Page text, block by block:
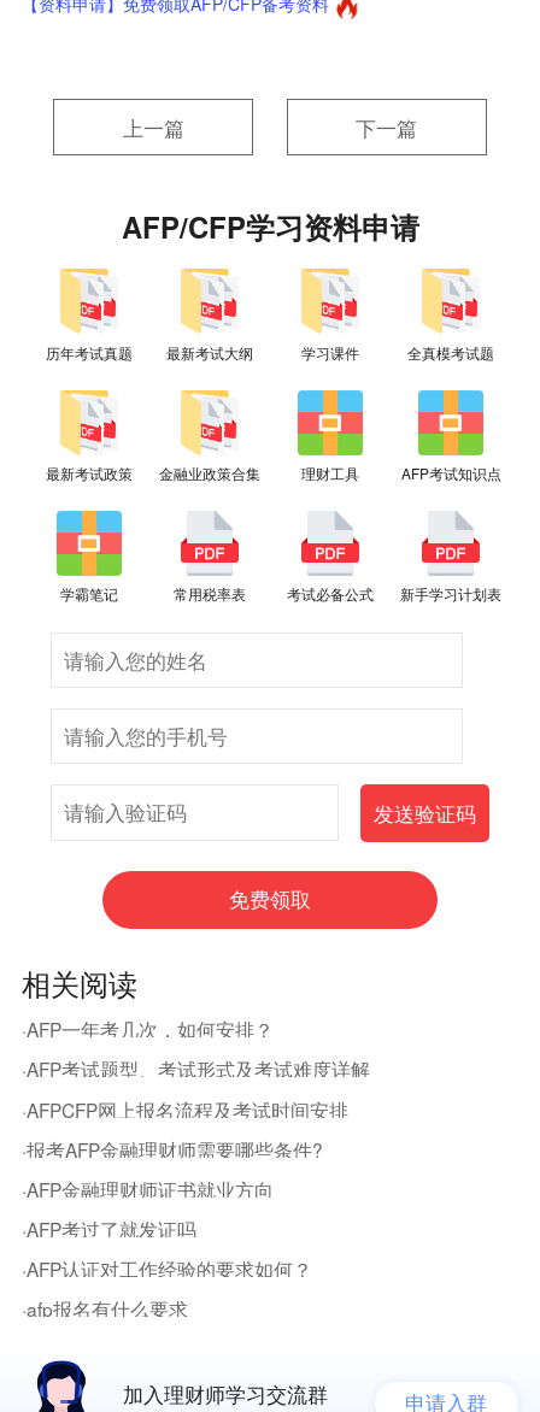
上一篇 下一篇
AFP/CFP学习资料申请
历年考试真题 最新考试大纲 学习课件 全真模考试题
最新考试政策 金融业政策合集 理财工具 AFP考试知识点
学霸笔记 常用税率表 考试必备公式 新手学习计划表
相关阅读
·AFP一年考几次，如何安排？
·AFP考试题型、考试形式及考试难度详解
·AFPCFP网上报名流程及考试时间安排
·报考AFP金融理财师需要哪些条件?
·AFP金融理财师证书就业方向
·AFP考过了就发证吗
·AFP认证对工作经验的要求如何？
·afp报名有什么要求
加入理财师学习交流群 申请入群